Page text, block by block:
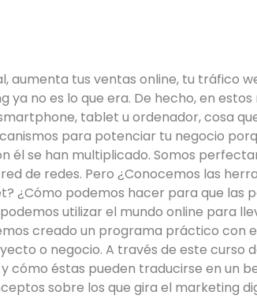
aumenta tus ventas online, tu tráfico
ya no es lo que era. De hecho, en
tablet u ordenador, cosa
para potenciar tu negocio
él se han multiplicado. Somos
de redes. Pero ¿Conocemos las
¿Cómo podemos hacer para que las
utilizar el mundo online para
creado un programa práctico con
o negocio. A través de este curso
cómo éstas pueden traducirse en un
sobre los que gira el marketing